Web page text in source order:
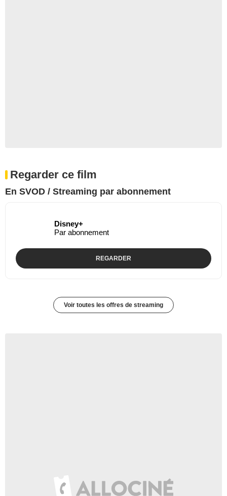
Regarder ce film
En SVOD / Streaming par abonnement
Disney+
Par abonnement
REGARDER
Voir toutes les offres de streaming